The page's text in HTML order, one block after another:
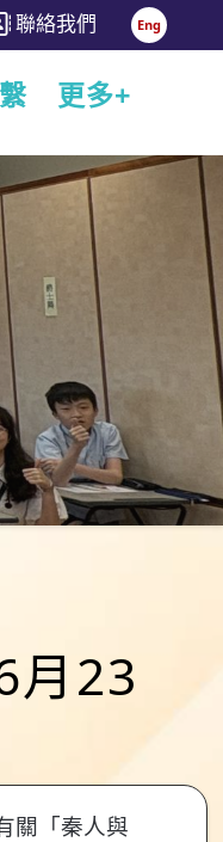
聯絡我們 Eng
更多+
月23
關「秦人與